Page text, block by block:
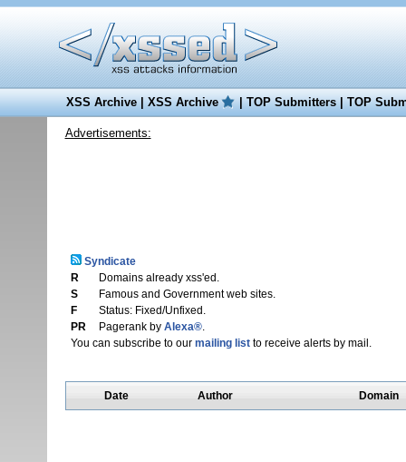
XSS Archive|XSS Archive |TOP Submitters|TOP
Advertisements:
Syndicate
R
Domains already xss'ed.
S
Famous and Government web sites.
F
Status: Fixed/Unfixed.
PR
Pagerank by Alexa®.
You can subscribe to our mailing listto receive alerts by mail.
Date Author Domain